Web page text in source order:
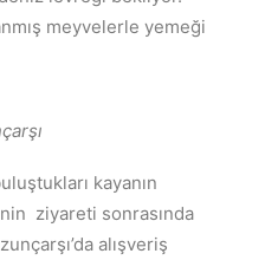
meyvelerle yemeği
kayanın
ziyareti sonrasında
alışveriş